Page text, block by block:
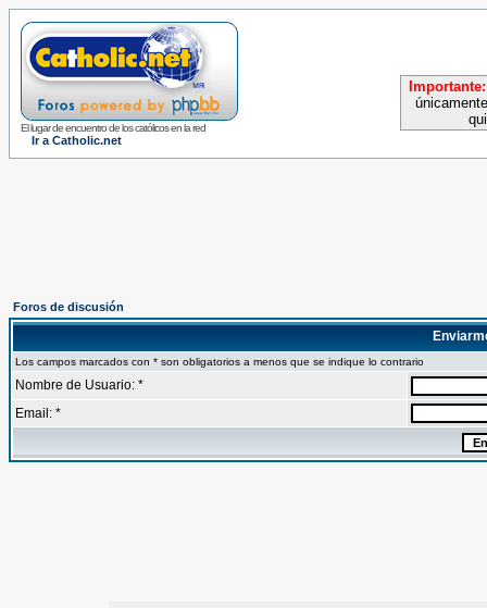
El lugar de encuentro de los católicos en la red
Ir a Catholic.net
Importante:
Foros de discusión
Los campos marcados con * son obligatorios a menos que se indique lo contrario
Nombre de Usuario: *
Email: *